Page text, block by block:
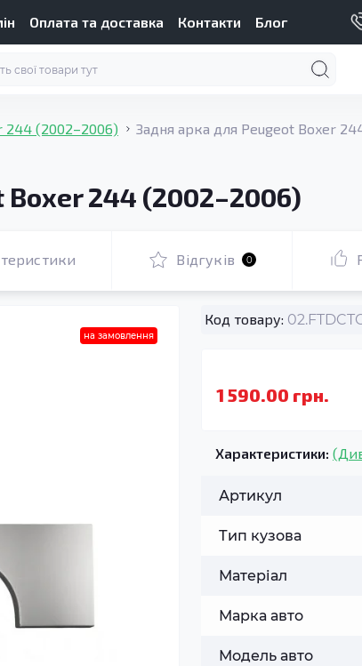
Оплата та доставка Контакти Блог
244 (2002–2006) Задня арка для Peugeot Boxer
244 (2002–2006)
Відгуків 0
на замовлення
Код товару:
1 590.00 грн.
Характеристики:
Артикул
Тип кузова
Матеріал
Марка авто
Модель авто